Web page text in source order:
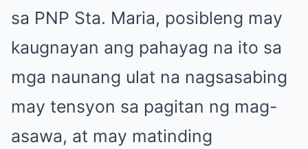
sa PNP Sta. Maria, posibleng may
kaugnayan ang pahayag na ito sa
mga naunang ulat na nagsasabing
may tensyon sa pagitan ng mag-
asawa, at may matinding